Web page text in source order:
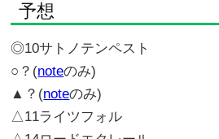
予想
◎10サトノテンペスト
○？(noteのみ)
▲？(noteのみ)
△11ライツフォル